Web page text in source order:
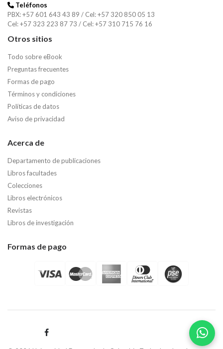
Teléfonos
PBX: +57 601 643 43 89 / Cel: +57 320 850 05 13
Cel: +57 323 223 87 73 / Cel: +57 310 715 76 16
Otros sitios
Todo sobre eBook
Preguntas frecuentes
Formas de pago
Términos y condiciones
Políticas de datos
Aviso de privacidad
Acerca de
Departamento de publicaciones
Libros facultades
Colecciones
Libros electrónicos
Revistas
Libros de investigación
Formas de pago